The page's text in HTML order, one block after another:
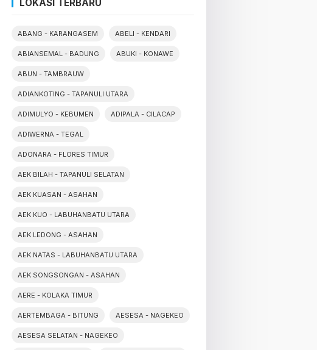
LOKASI TERBARU
ABANG - KARANGASEM ABELI - KENDARI
ABIANSEMAL - BADUNG ABUKI - KONAWE
ABUN - TAMBRAUW
ADIANKOTING - TAPANULI UTARA
ADIMULYO - KEBUMEN ADIPALA - CILACAP
ADIWERNA - TEGAL
ADONARA - FLORES TIMUR
AEK BILAH - TAPANULI SELATAN
AEK KUASAN - ASAHAN
AEK KUO - LABUHANBATU UTARA
AEK LEDONG - ASAHAN
AEK NATAS - LABUHANBATU UTARA
AEK SONGSONGAN - ASAHAN
AERE - KOLAKA TIMUR
AERTEMBAGA - BITUNG AESESA - NAGEKEO
AESESA SELATAN - NAGEKEO